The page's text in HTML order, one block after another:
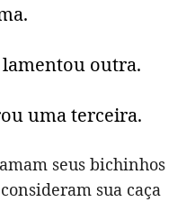
outra.
uma terceira.
seus bichinhos
sua caça